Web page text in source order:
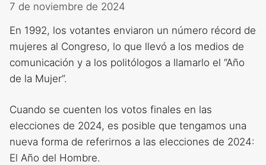
7 de noviembre de 2024
En 1992, los votantes enviaron un número récord de
mujeres al Congreso, lo que llevó a los medios de
comunicación y a los politólogos a llamarlo el “Año
de la Mujer”.
Cuando se cuenten los votos finales en las
elecciones de 2024, es posible que tengamos una
nueva forma de referirnos a las elecciones de 2024:
El Año del Hombre.